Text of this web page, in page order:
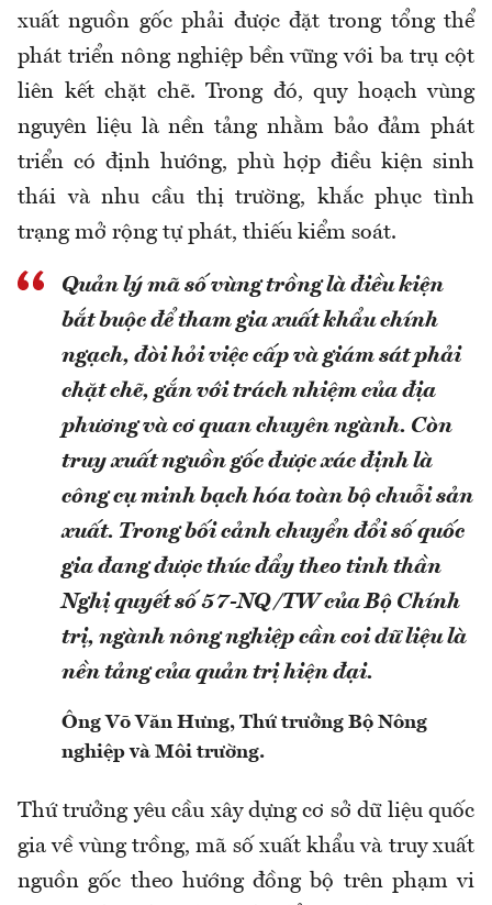
xuất nguồn gốc phải được đặt trong tổng thể
phát triển nông nghiệp bền vững với ba trụ cột
liên kết chặt chẽ. Trong đó, quy hoạch vùng
nguyên liệu là nền tảng nhằm bảo đảm phát
triển có định hướng, phù hợp điều kiện sinh
thái và nhu cầu thị trường, khắc phục tình
trạng mở rộng tự phát, thiếu kiểm soát.
Quản lý mã số vùng trồng là điều kiện
bắt buộc để tham gia xuất khẩu chính
ngạch, đòi hỏi việc cấp và giám sát phải
chặt chẽ, gắn với trách nhiệm của địa
phương và cơ quan chuyên ngành. Còn
truy xuất nguồn gốc được xác định là
công cụ minh bạch hóa toàn bộ chuỗi sản
xuất. Trong bối cảnh chuyển đổi số quốc
gia đang được thúc đẩy theo tinh thần
Nghị quyết số 57-NQ/TW của Bộ Chính
trị, ngành nông nghiệp cần coi dữ liệu là
nền tảng của quản trị hiện đại.
Ông Võ Văn Hưng, Thứ trưởng Bộ Nông
nghiệp và Môi trường.
Thứ trưởng yêu cầu xây dựng cơ sở dữ liệu quốc
gia về vùng trồng, mã số xuất khẩu và truy xuất
nguồn gốc theo hướng đồng bộ trên phạm vi